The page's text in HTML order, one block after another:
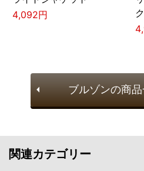
4,092円
ブルゾンの商
関連カテゴリー